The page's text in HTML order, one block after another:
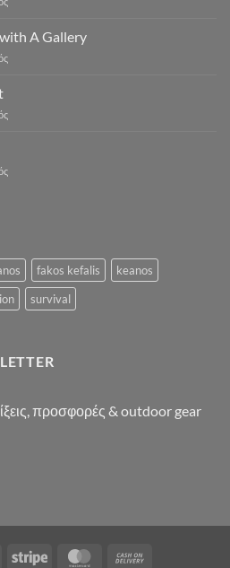
to
Flatsome
A Gallery
στο
with
στο
Post
στο
fakos kefalis
keanos
survival
προσφορές & outdoor gear
Stripe MasterCard